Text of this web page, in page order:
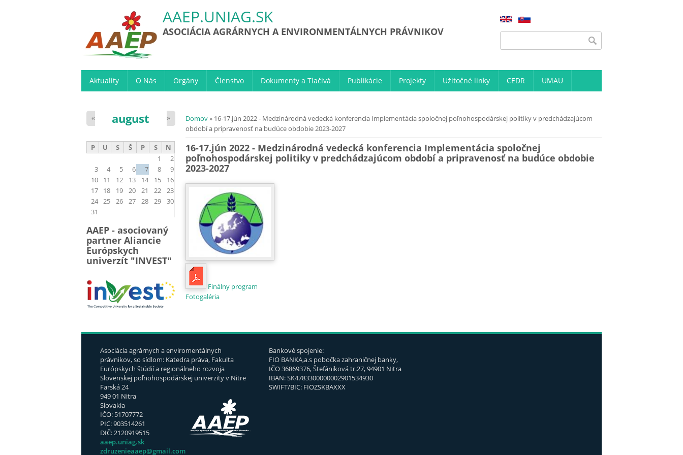
AAEP.UNIAG.SK
ASOCIÁCIA AGRÁRNYCH A ENVIRONMENTÁLNYCH PRÁVNIKOV Vyhľadávanie
Aktuality O Nás Orgány Členstvo Dokumenty a Tlačivá Publikácie Projekty Užitočné linky CEDR UMAU
Nachádzate sa tu
Domov» 16-17.jún 2022 - Medzinárodná vedecká konferencia Implementácia spoločnej poľnohospodárskej politiky v predchádzajúcom
období a pripravenosť na budúce obdobie 2023-2027
16-17.jún 2022 - Medzinárodná vedecká konferencia Implementácia spoločnej
poľnohospodárskej politiky v predchádzajúcom období a pripravenosť na budúce obdobie
2023-2027
Finálny program
Fotogaléria
august
« »
P U S Š P S
N
1
2
3
4 5 6 7 8
9
10
11 12 13 14 15
16
17
18 19 20 21 22
23
24 25 26 27 28 29
30
31
AAEP - asociovaný
partner Aliancie
Európskych
univerzít "INVEST"
Asociácia agrárnych a enviromentálnych
právnikov, so sídlom: Katedra práva, Fakulta
Európskych štúdií a regionálneho rozvoja
Slovenskej poľnohospodárskej univerzity v Nitre
Farská 24
949 01 Nitra
Slovakia
IČO: 51707772
PIC: 903514261
DIČ: 2120919515
aaep.uniag.sk
zdruzenieaaep@gmail.com
Bankové spojenie:
FIO BANKA,a.s pobočka zahraničnej banky,
IČO 36869376, Štefániková tr.27, 94901 Nitra
IBAN: SK4783300000002901534930
SWIFT/BIC: FIOZSKBAXXX